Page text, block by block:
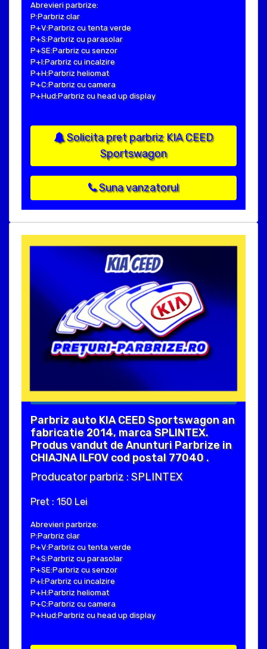
Abrevieri parbrize:
P:Parbriz clar
P+V:Parbriz cu tenta verde
P+S:Parbriz cu parasolar
P+SE:Parbriz cu senzor
P+I:Parbriz cu incalzire
P+H:Parbriz heliomat
P+C:Parbriz cu camera
P+Hud:Parbriz cu head up display
Solicita pret parbriz KIA CEED
Sportswagon
Suna vanzatorul
Parbriz auto KIA CEED Sportswagon an
fabricatie 2014, marca SPLINTEX.
Produs vandut de Anunturi Parbrize in
CHIAJNA ILFOV cod postal 77040 .
Producator parbriz : SPLINTEX
Pret : 150 Lei
Abrevieri parbrize:
P:Parbriz clar
P+V:Parbriz cu tenta verde
P+S:Parbriz cu parasolar
P+SE:Parbriz cu senzor
P+I:Parbriz cu incalzire
P+H:Parbriz heliomat
P+C:Parbriz cu camera
P+Hud:Parbriz cu head up display